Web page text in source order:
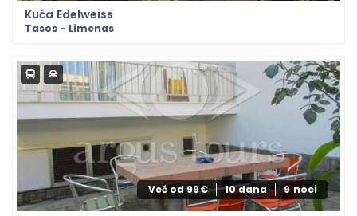
Kuća Edelweiss
Tasos - Limenas
Već od 99€ 10 dana 9 noci